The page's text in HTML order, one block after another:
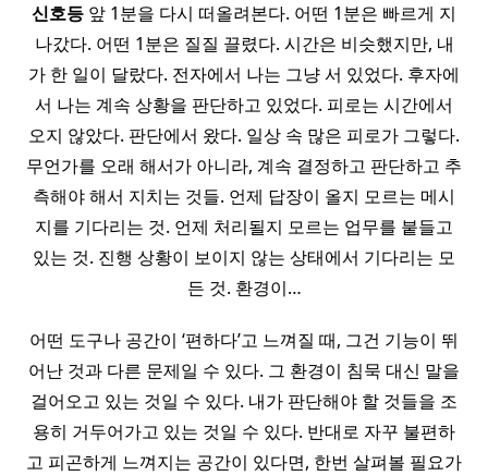
신호등 앞 1분을 다시 떠올려본다. 어떤 1분은 빠르게 지
나갔다. 어떤 1분은 질질 끌렸다. 시간은 비슷했지만, 내
가 한 일이 달랐다. 전자에서 나는 그냥 서 있었다. 후자에
서 나는 계속 상황을 판단하고 있었다. 피로는 시간에서
오지 않았다. 판단에서 왔다. 일상 속 많은 피로가 그렇다.
무언가를 오래 해서가 아니라, 계속 결정하고 판단하고 추
측해야 해서 지치는 것들. 언제 답장이 올지 모르는 메시
지를 기다리는 것. 언제 처리될지 모르는 업무를 붙들고
있는 것. 진행 상황이 보이지 않는 상태에서 기다리는 모
든 것. 환경이…
어떤 도구나 공간이 ‘편하다’고 느껴질 때, 그건 기능이 뛰
어난 것과 다른 문제일 수 있다. 그 환경이 침묵 대신 말을
걸어오고 있는 것일 수 있다. 내가 판단해야 할 것들을 조
용히 거두어가고 있는 것일 수 있다. 반대로 자꾸 불편하
고 피곤하게 느껴지는 공간이 있다면, 한번 살펴볼 필요가